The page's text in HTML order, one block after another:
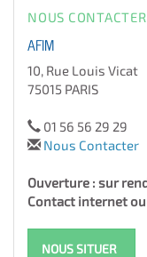
NOUS CONTACTER
AFIM
10, Rue Louis Vicat
75015 PARIS
01 56 56 29 29
Nous Contacter
Ouverture : sur
Contact internet
NOUS SITUER